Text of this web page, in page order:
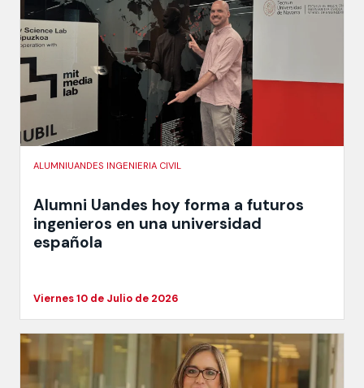
ALUMNIUANDES INGENIERIA CIVIL
Alumni Uandes hoy forma a futuros
ingenieros en una universidad
española
Viernes 10 de Julio de 2026